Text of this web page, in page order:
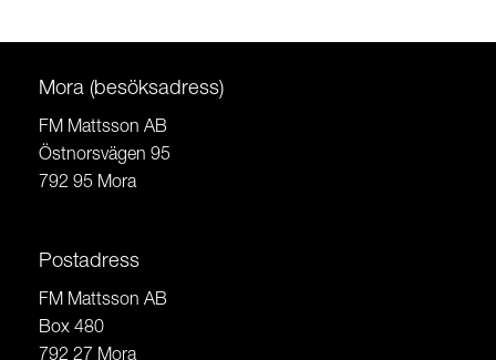
Mora (besöksadress)
FM Mattsson AB
Östnorsvägen 95
792 95 Mora
Postadress
FM Mattsson AB
Box 480
792 27 Mora